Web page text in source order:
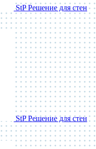
StP Решение для стен
StP Решение для стен